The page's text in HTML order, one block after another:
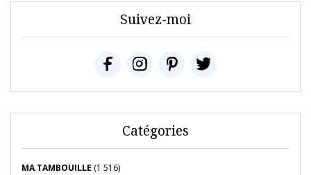
Suivez-moi
Catégories
MA TAMBOUILLE (1 516)